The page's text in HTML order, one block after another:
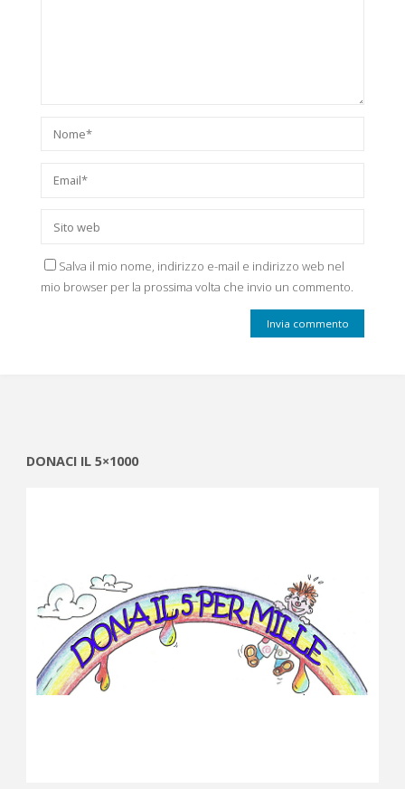
Salva il mio nome, indirizzo e-mail e indirizzo web nel
mio browser per la prossima volta che invio un commento.
DONACI IL 5×1000